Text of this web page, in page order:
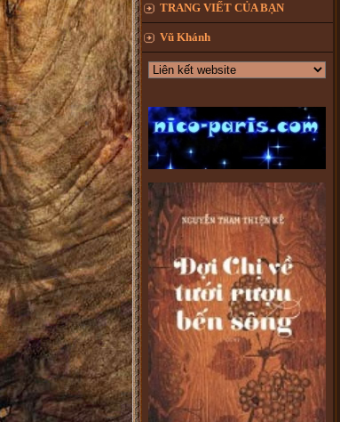
TRANG VIẾT CỦA BẠN
Vũ Khánh